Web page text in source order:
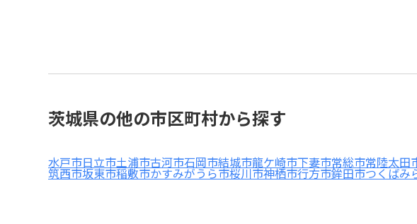
茨城県の他の市区町村から探す
水戸市日立市土浦市古河市石岡市結城市龍ケ崎市下妻市常総市常陸太田
筑西市坂東市稲敷市かすみがうら市桜川市神栖市行方市鉾田市つくばみ